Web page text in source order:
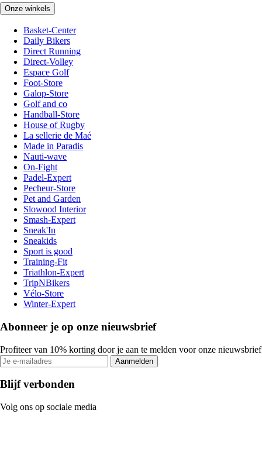
Onze winkels
Basket-Center
Daily Bikers
Direct Running
Direct-Volley
Espace Golf
Foot-Store
Galop-Store
Golf and co
Handball-Store
House of Rugby
La sellerie de Maé
Made in Paradis
Nauti-wave
On-Fight
Padel-Expert
Pecheur-Store
Pet and Garden
Slowood Interior
Smash-Expert
Sneak'In
Sneakids
Sport is good
Training-Fit
Triathlon-Expert
TripNBikers
Vélo-Store
Winter-Expert
Abonneer je op onze nieuwsbrief
Profiteer van 10% korting door je aan te melden voor onze nieuwsbrief
Aanmelden
Blijf verbonden
Volg ons op sociale media